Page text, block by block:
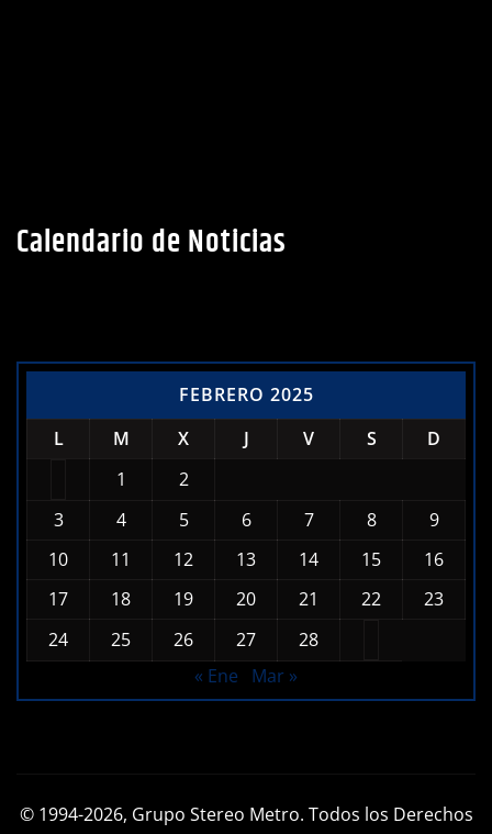
Calendario de Noticias
FEBRERO 2025
L
M X J V S
D
1
2
3
4 5 6 7 8
9
10
11 12 13 14 15
16
17
18 19 20 21 22
23
24
25 26 27
28
« Ene
Mar »
© 1994-2026, Grupo Stereo Metro. Todos los Derechos